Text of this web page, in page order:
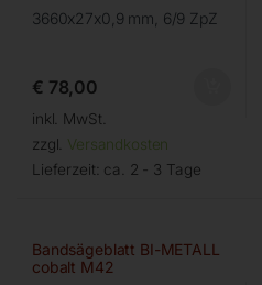
3660x27x0,9 mm, 6/9 ZpZ
€ 78,00
inkl. MwSt.
zzgl. Versandkosten
Lieferzeit: ca. 2 - 3 Tage
Bandsägeblatt BI-METALL
cobalt M42